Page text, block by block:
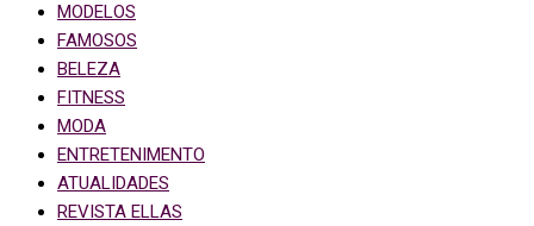
MODELOS
FAMOSOS
BELEZA
FITNESS
MODA
ENTRETENIMENTO
ATUALIDADES
REVISTA ELLAS